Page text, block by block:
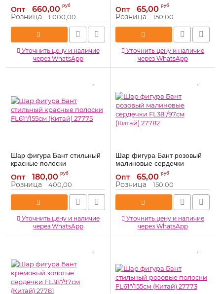
Артикул: 435206V-СТОК
Опт 660,00 руб
Розница 1 000,00
Уточнить цену и наличие
через WhatsApp
(Китай) сатин 27254
Артикул: 27254
Опт 65,00 руб
Розница 150,00
Уточнить цену и наличие
через WhatsApp
Шар фигура Бант стильный
красные полоски
FL61"/155см (Китай) 27775
Артикул: 27775
Опт 180,00 руб
Розница 400,00
Уточнить цену и наличие
через WhatsApp
Шар фигура Бант розовый
малиновые сердечки
FL38"/97см (Китай) 27782
Артикул: 27782
Опт 65,00 руб
Розница 150,00
Уточнить цену и наличие
через WhatsApp